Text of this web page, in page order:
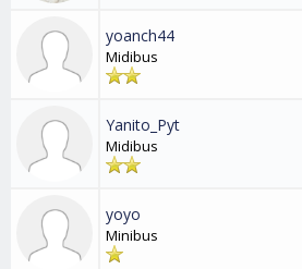
yoanch44
Midibus
Yanito_Pyt
Midibus
yoyo
Minibus